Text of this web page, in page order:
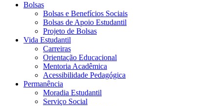
Bolsas
Bolsas e Benefícios Sociais
Bolsas de Apoio Estudantil
Projeto de Bolsas
Vida Estudantil
Carreiras
Orientação Educacional
Mentoria Acadêmica
Acessibilidade Pedagógica
Permanência
Moradia Estudantil
Serviço Social